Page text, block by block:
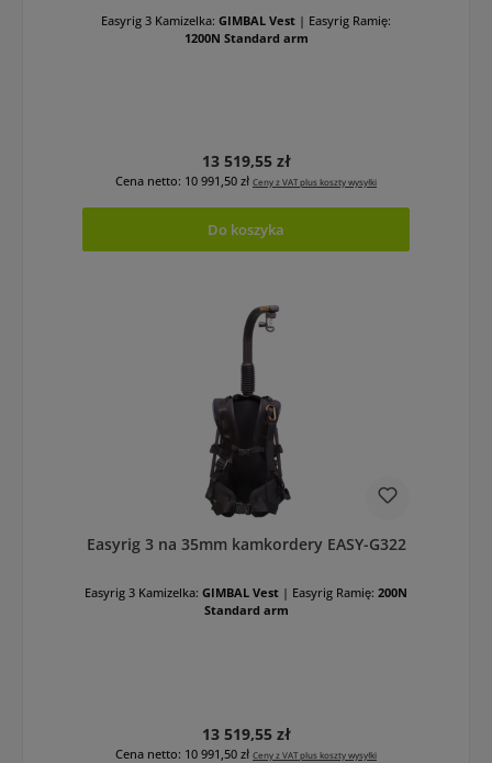
Easyrig 3 Kamizelka: GIMBAL Vest | Easyrig Ramię:
1200N Standard arm
Cena regularna:
13 519,55 zł
Cena netto: 10 991,50 zł Ceny z VAT plus koszty wysyłki
Do koszyka
Easyrig 3 na 35mm kamkordery EASY-G322
Easyrig 3 Kamizelka: GIMBAL Vest | Easyrig Ramię: 200N
Standard arm
Cena regularna:
13 519,55 zł
Cena netto: 10 991,50 zł Ceny z VAT plus koszty wysyłki